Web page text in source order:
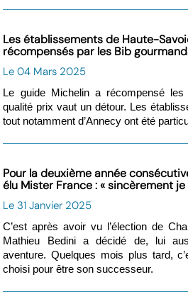
Les établissements de Haute-
récompensés par les Bib
Le 04 Mars 2025
Le guide Michelin a récompensé
qualité prix vaut un détour. Les
tout notamment d’Annecy ont été
Pour la deuxième année
élu Mister France : « sincèrement
Le 31 Janvier 2025
C’est après avoir vu l’élection de
Mathieu Bedini a décidé de, lui
aventure. Quelques mois plus tard,
choisi pour être son successeur.